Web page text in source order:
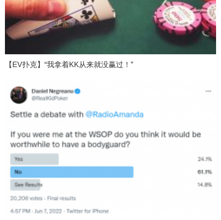
【EV扑克】“我拿着KK从来就没赢过！”